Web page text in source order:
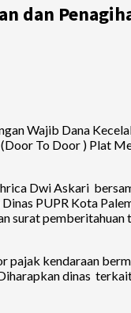
dan
Wajib Dana
To Door ) Plat
Dwi Askari
PUPR Kota
surat
kendaraan
dinas